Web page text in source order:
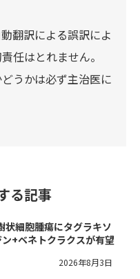
翻訳による誤訳によ
任はとれません。
うかは必ず主治医に
る記事
状細胞腫瘍にタグラキソ
+ベネトクラクスが有望
2026年8月3日